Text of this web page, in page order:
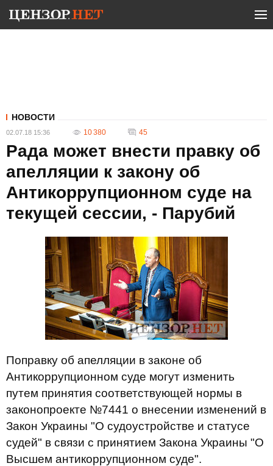
НОВОСТИ
02.07.18 15:36 10 380 45
Рада может внести правку об
апелляции к закону об
Антикоррупционном суде на
текущей сессии, - Парубий
Поправку об апелляции в законе об
Антикоррупционном суде могут изменить
путем принятия соответствующей нормы в
законопроекте №7441 о внесении изменений в
Закон Украины "О судоустройстве и статусе
судей" в связи с принятием Закона Украины "О
Высшем антикоррупционном суде".